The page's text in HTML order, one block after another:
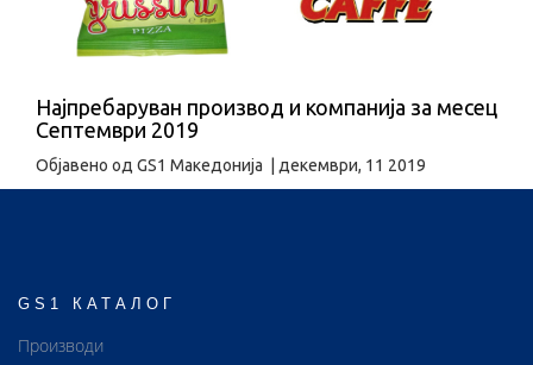
Најпребаруван производ и компанија за месец
Септември 2019
Објавено од GS1 Македонија декември, 11 2019
GS1 КАТАЛОГ
Производи